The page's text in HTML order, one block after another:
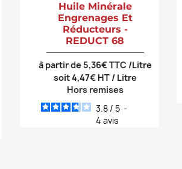
Huile Minérale
Engrenages Et
Réducteurs -
REDUCT 68
à partir de 5,36€ TTC /Litre
soit 4,47€ HT / Litre
Hors remises
3.8 / 5 -
4 avis